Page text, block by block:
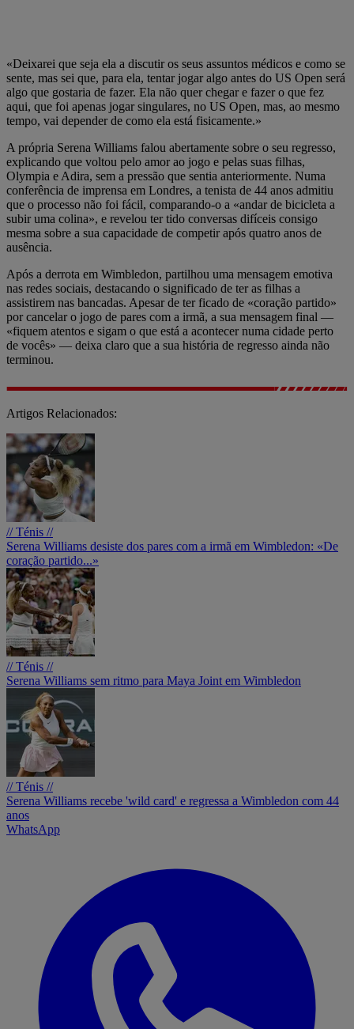
«Deixarei que seja ela a discutir os seus assuntos médicos e como se
sente, mas sei que, para ela, tentar jogar algo antes do US Open será
algo que gostaria de fazer. Ela não quer chegar e fazer o que fez
aqui, que foi apenas jogar singulares, no US Open, mas, ao mesmo
tempo, vai depender de como ela está fisicamente.»
A própria Serena Williams falou abertamente sobre o seu regresso,
explicando que voltou pelo amor ao jogo e pelas suas filhas,
Olympia e Adira, sem a pressão que sentia anteriormente. Numa
conferência de imprensa em Londres, a tenista de 44 anos admitiu
que o processo não foi fácil, comparando-o a «andar de bicicleta a
subir uma colina», e revelou ter tido conversas difíceis consigo
mesma sobre a sua capacidade de competir após quatro anos de
ausência.
Após a derrota em Wimbledon, partilhou uma mensagem emotiva
nas redes sociais, destacando o significado de ter as filhas a
assistirem nas bancadas. Apesar de ter ficado de «coração partido»
por cancelar o jogo de pares com a irmã, a sua mensagem final —
«fiquem atentos e sigam o que está a acontecer numa cidade perto
de vocês» — deixa claro que a sua história de regresso ainda não
terminou.
Artigos Relacionados:
// Ténis //
Serena Williams desiste dos pares com a irmã em Wimbledon: «De
coração partido...»
// Ténis //
Serena Williams sem ritmo para Maya Joint em Wimbledon
// Ténis //
Serena Williams recebe 'wild card' e regressa a Wimbledon com 44
anos
WhatsApp